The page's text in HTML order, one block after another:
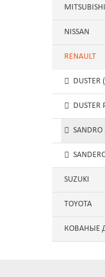
MITSUBISHI
NISSAN
RENAULT
DUSTER
SUZUKI
TOYOTA
КОВАНЫЕ